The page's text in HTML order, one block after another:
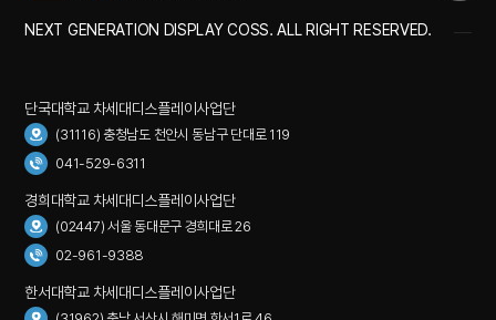
NEXT GENERATION DISPLAY COSS. ALL RIGHT RESERVED.
단국대학교 차세대디스플레이사업단
(31116) 충청남도 천안시 동남구 단대로 119
041-529-6311
경희대학교 차세대디스플레이사업단
(02447) 서울 동대문구 경희대로 26
02-961-9388
한서대학교 차세대디스플레이사업단